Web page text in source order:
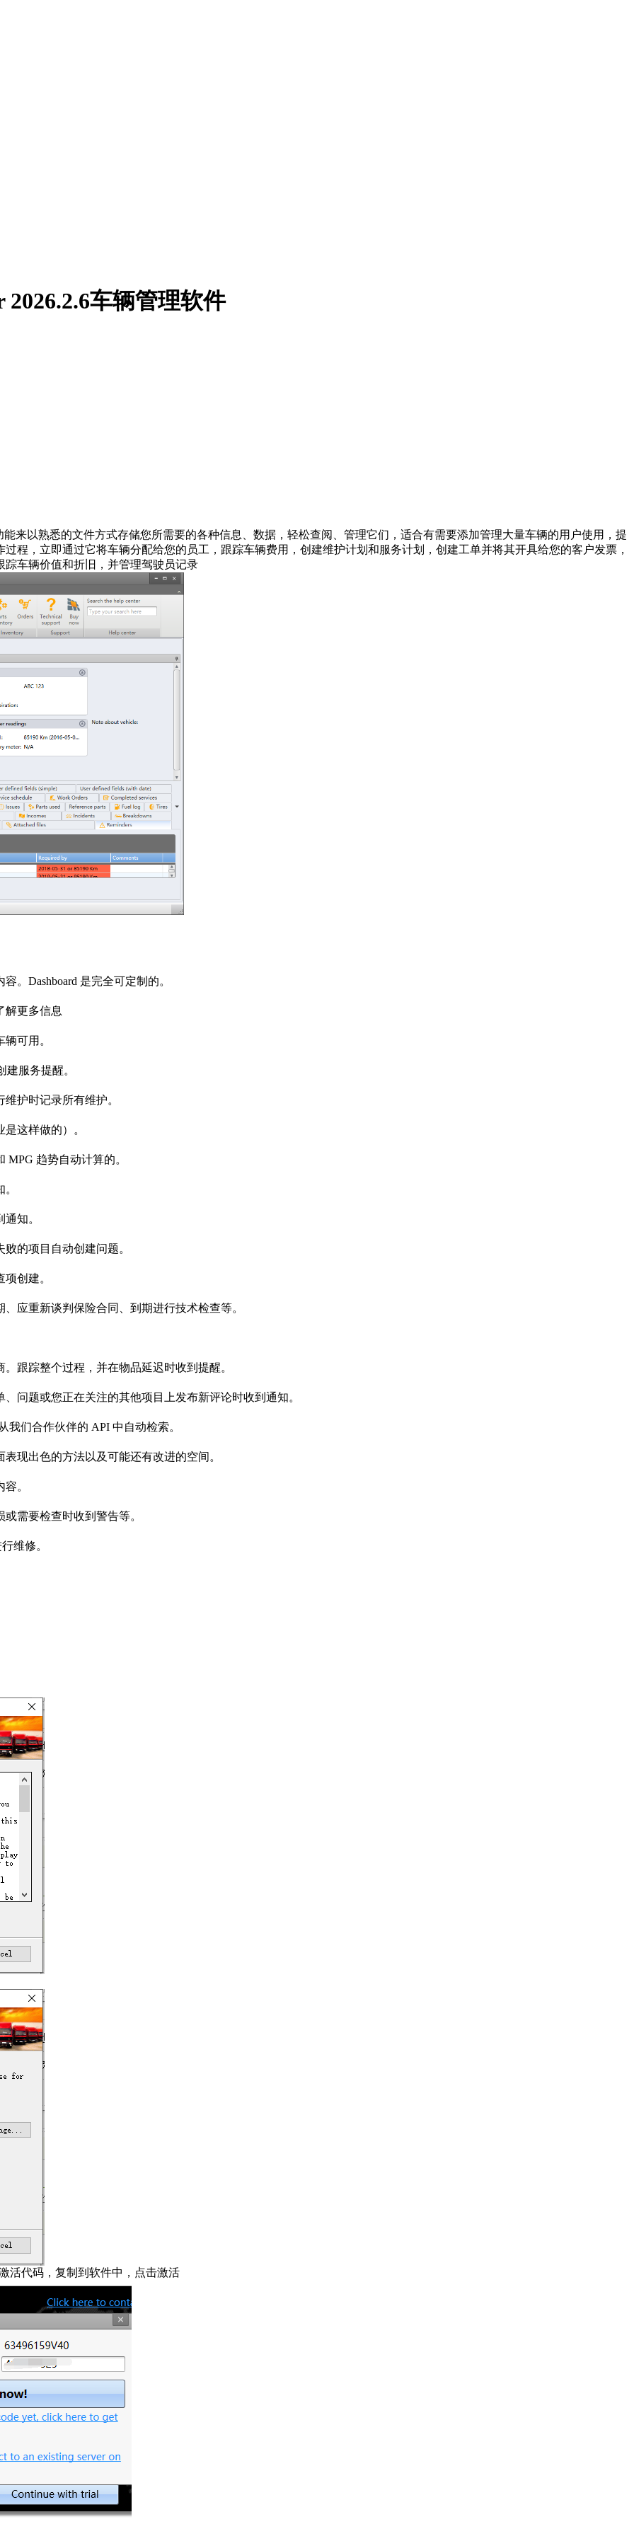
车辆管理软件
能来以熟悉的文件方式存储您所需要的各种信息、数据，轻松查阅、管理它们，适合有需要添加管理大量车辆的用户使用，提
程，立即通过它将车辆分配给您的员工，跟踪车辆费用，创建维护计划和服务计划，创建工单并将其开具给您的客户发票，
车辆价值和折旧，并管理驾驶员记录
。Dashboard 是完全可定制的。
解更多信息
可用。
服务提醒。
护时记录所有维护。
这样做的）。
趋势自动计算的。
知。
的项目自动创建问题。
创建。
应重新谈判保险合同、到期进行技术检查等。
跟踪整个过程，并在物品延迟时收到提醒。
问题或您正在关注的其他项目上发布新评论时收到通知。
们合作伙伴的 API 中自动检索。
现出色的方法以及可能还有改进的空间。
。
需要检查时收到警告等。
维修。
活代码，复制到软件中，点击激活